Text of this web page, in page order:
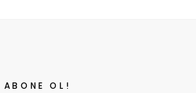
ABONE OL!